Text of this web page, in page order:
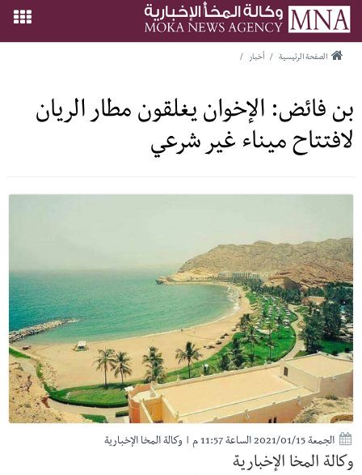
الصفحة الرئيسية / أخبار /
بن فائض: الإخوان يغلقون مطار الريان
لافتتاح ميناء غير شرعي
الجمعة 2021/01/15 الساعة 11:57 م | وكالة المخا الإخبارية
وكالة المخا الإخبارية